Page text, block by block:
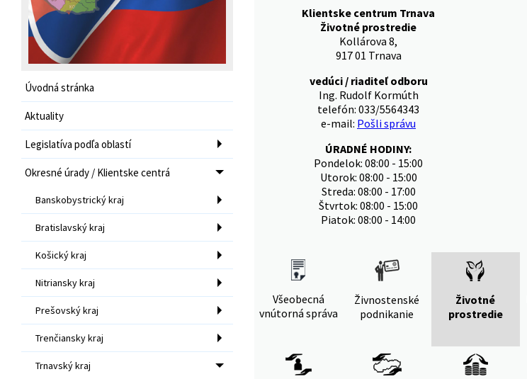
Úvodná stránka
Aktuality
Legislatíva podľa oblastí
Okresné úrady / Klientske centrá
Banskobystrický kraj
Bratislavský kraj
Košický kraj
Nitriansky kraj
Prešovský kraj
Trenčiansky kraj
Trnavský kraj
Klientske centrum Trnava
Životné prostredie
Kollárova 8,
917 01 Trnava
vedúci / riaditeľ odboru
Ing. Rudolf Kormúth
telefón: 033/5564343
e-mail: Pošli správu
ÚRADNÉ HODINY:
Pondelok: 08:00 - 15:00
Utorok: 08:00 - 15:00
Streda: 08:00 - 17:00
Štvrtok: 08:00 - 15:00
Piatok: 08:00 - 14:00
Všeobecná
vnútorná správa
Živnostenské
podnikanie
Životné
prostredie